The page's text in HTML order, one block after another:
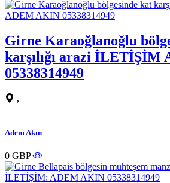
Girne Karaoğlanoğlu
karşılığı arazi İLETİŞİM
05338314949
,
Adem Akın
0 GBP